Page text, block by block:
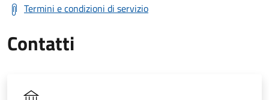
Termini e condizioni di servizio
Contatti